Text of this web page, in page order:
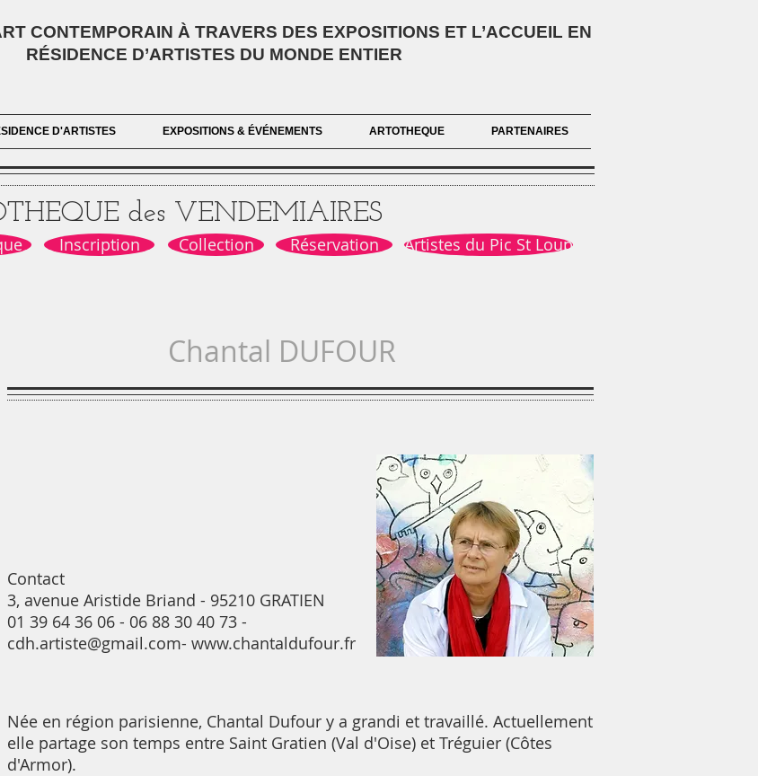
CONTEMPORAIN À TRAVERS DES EXPOSITIONS ET L’ACCUEIL EN
RÉSIDENCE D’ARTISTES DU MONDE ENTIER
D'ARTISTES EXPOSITIONS & ÉVÉNEMENTS ARTOTHEQUE PARTENAIRES
des VENDEMIAIRES
Inscription Collection Réservation Artistes du Pic St Loup
Chantal DUFOUR
Contact
3, avenue Aristide Briand - 95210 GRATIEN
01 39 64 36 06 - 06 88 30 40 73 -
cdh.artiste@gmail.com- www.chantaldufour.fr
Née en région parisienne, Chantal Dufour y a grandi et travaillé. Actuellement
elle partage son temps entre Saint Gratien (Val d'Oise) et Tréguier (Côtes
d'Armor).